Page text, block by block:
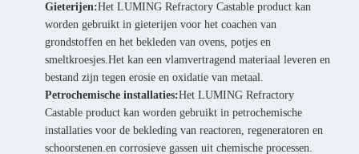
Gieterijen:Het LUMING Refractory Castable product kan
worden gebruikt in gieterijen voor het coachen van
grondstoffen en het bekleden van ovens, potjes en
smeltkroesjes.Het kan een vlamvertragend materiaal leveren en
bestand zijn tegen erosie en oxidatie van metaal.
Petrochemische installaties:Het LUMING Refractory
Castable product kan worden gebruikt in petrochemische
installaties voor de bekleding van reactoren, regeneratoren en
schoorstenen.en corrosieve gassen uit chemische processen.